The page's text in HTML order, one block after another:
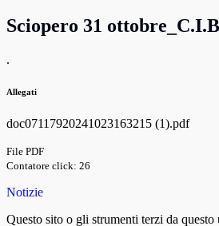
Sciopero 31
.
Allegati
doc07117920241023163215 (1).pdf
File PDF
Contatore click: 26
Notizie
Questo sito o gli strumenti terzi da